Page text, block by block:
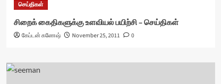
செய்திகள்
சிறைக் கைதிகளுக்கு உளவியல் பயிற்சி – செய்திகள்
கேப்டன் கணேஷ் November 25, 2011 0